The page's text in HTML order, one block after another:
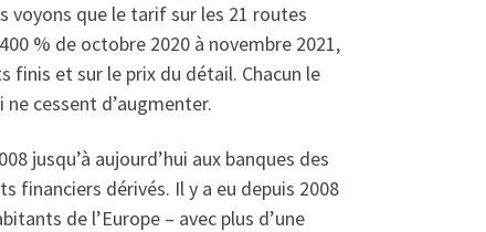
voyons que le tarif sur les 21 routes
% de octobre 2020 à novembre 2021,
et sur le prix du détail. Chacun le
cessent d’augmenter.
jusqu’à aujourd’hui aux banques des
financiers dérivés. Il y a eu depuis 2008
de l’Europe – avec plus d’une